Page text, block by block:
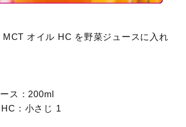
オイル HC を野菜ジュースに入れ
ス：200ml
：小さじ 1